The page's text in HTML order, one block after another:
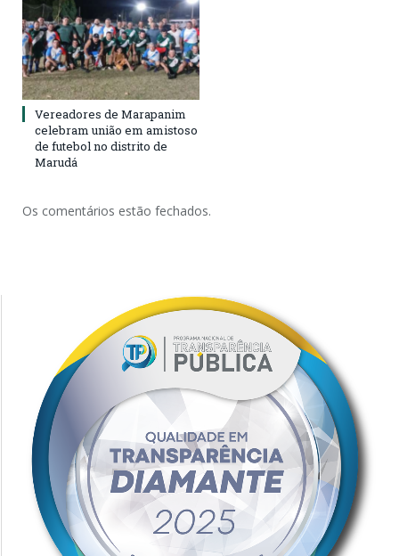
Vereadores de Marapanim
celebram união em amistoso
de futebol no distrito de
Marudá
Os comentários estão fechados.